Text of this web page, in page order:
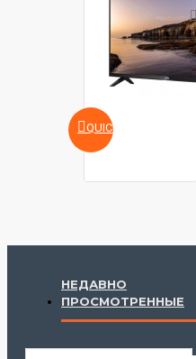
QUICKVIEW
НЕДАВНО
ПРОСМОТРЕННЫЕ